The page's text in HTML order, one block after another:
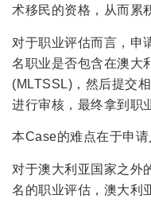
术移民的资格，从而累
对于职业评估而言，申
名职业是否包含在澳大
(MLTSSL)，然后提交
进行审核，最终拿到职
本Case的难点在于申请
对于澳大利亚国家之外
名的职业评估，澳大利